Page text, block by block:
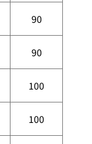
90
90
100
100